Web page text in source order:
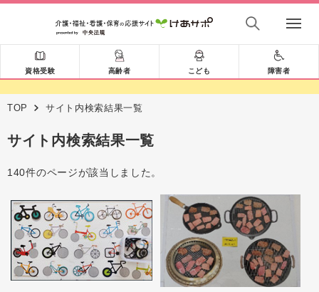
資格受験 高齢者 こども 障害者
TOP サイト内検索結果一覧
サイト内検索結果一覧
140件のページが該当しました。